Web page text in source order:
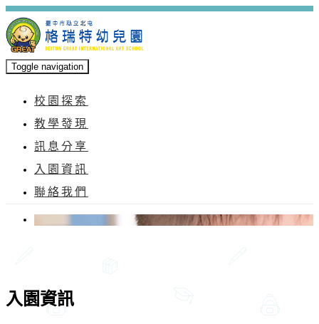
Toggle navigation
校園探索
教學發現
訊息分享
入園資訊
聯絡我們
入園資訊